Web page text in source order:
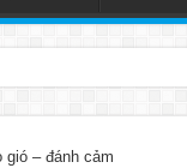
– đánh cảm